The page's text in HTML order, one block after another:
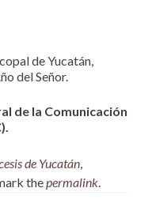
de Yucatán,
del Señor.
de la Comunicación
de Yucatán,
thepermalink.